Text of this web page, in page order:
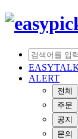
ALERT
전체
주문
공지
문의